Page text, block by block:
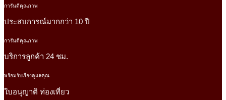
การันตีคุณภาพ
ประสบการณ์มากกว่า 10 ปี
การันตีคุณภาพ
บริการลูกค้า 24 ชม.
พร้อมรับเรื่องดูแลคุณ
ใบอนุญาติ ท่องเที่ยว